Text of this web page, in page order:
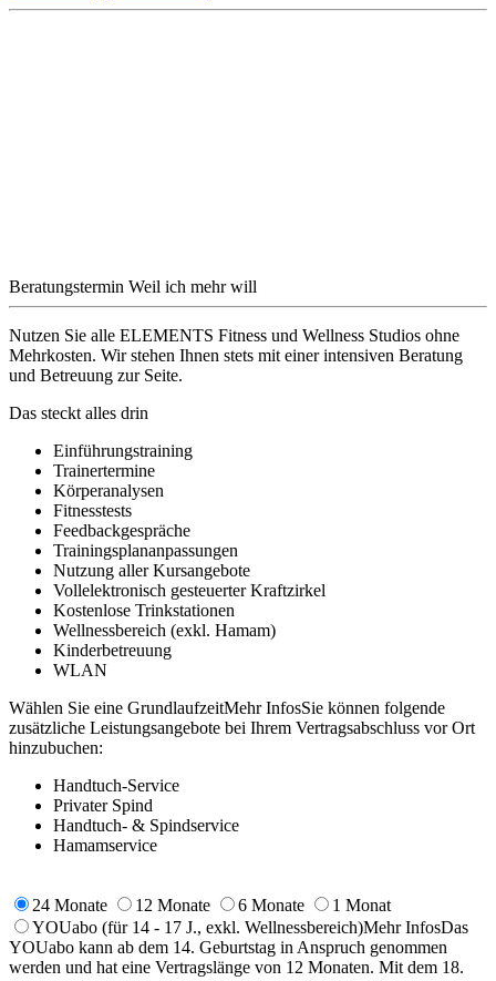
Beratungstermin Weil ich mehr will
Nutzen Sie alle ELEMENTS Fitness und Wellness Studios ohne
Mehrkosten. Wir stehen Ihnen stets mit einer intensiven Beratung
und Betreuung zur Seite.
Das steckt alles drin
Einführungstraining
Trainertermine
Körperanalysen
Fitnesstests
Feedbackgespräche
Trainingsplananpassungen
Nutzung aller Kursangebote
Vollelektronisch gesteuerter Kraftzirkel
Kostenlose Trinkstationen
Wellnessbereich (exkl. Hamam)
Kinderbetreuung
WLAN
Wählen Sie eine GrundlaufzeitMehr InfosSie können folgende
zusätzliche Leistungsangebote bei Ihrem Vertragsabschluss vor Ort
hinzubuchen:
Handtuch-Service
Privater Spind
Handtuch- & Spindservice
Hamamservice
24 Monate 12 Monate 6 Monate
1 Monat
YOUabo (für 14 - 17 J., exkl. Wellnessbereich)Mehr InfosDas
YOUabo kann ab dem 14. Geburtstag in Anspruch genommen
werden und hat eine Vertragslänge von 12 Monaten. Mit dem 18.